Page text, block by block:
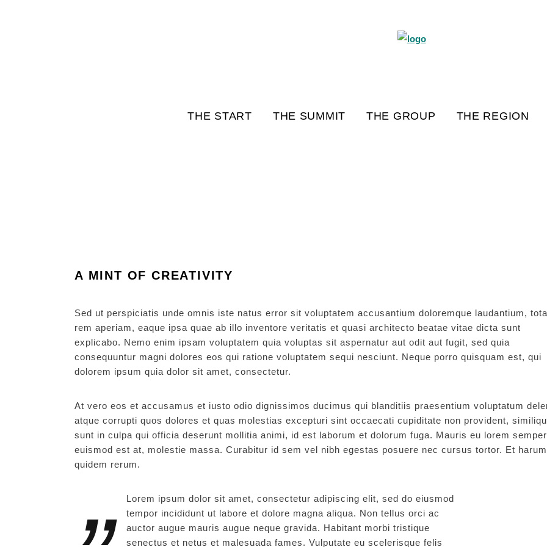
THE START THE SUMMIT THE GROUP THE REGION
A MINT OF CREATIVITY
Sed ut perspiciatis unde omnis iste natus error sit voluptatem accusantium doloremque laudantium,
rem aperiam, eaque ipsa quae ab illo inventore veritatis et quasi architecto beatae vitae dicta sunt
explicabo. Nemo enim ipsam voluptatem quia voluptas sit aspernatur aut odit aut fugit, sed quia
consequuntur magni dolores eos qui ratione voluptatem sequi nesciunt. Neque porro quisquam est, qui
dolorem ipsum quia dolor sit amet, consectetur.
At vero eos et accusamus et iusto odio dignissimos ducimus qui blanditiis praesentium voluptatum
atque corrupti quos dolores et quas molestias excepturi sint occaecati cupiditate non provident,
sunt in culpa qui officia deserunt mollitia animi, id est laborum et dolorum fuga. Mauris eu lorem
euismod est at, molestie massa. Curabitur id sem vel nibh egestas posuere nec cursus tortor. Et harum
quidem rerum.
Lorem ipsum dolor sit amet, consectetur adipiscing elit, sed do eiusmod
tempor incididunt ut labore et dolore magna aliqua. Non tellus orci ac
auctor augue mauris augue neque gravida. Habitant morbi tristique
senectus et netus et malesuada fames. Vulputate eu scelerisque felis